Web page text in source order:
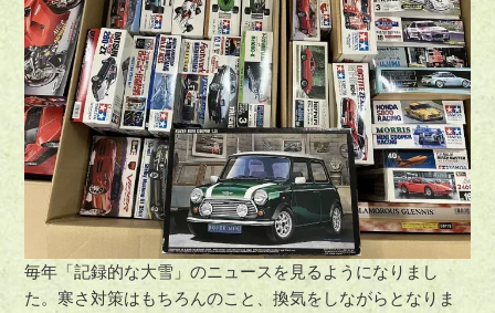
毎年「記録的な大雪」のニュースを見るようになりまし
た。寒さ対策はもちろんのこと、換気をしながらとなりま